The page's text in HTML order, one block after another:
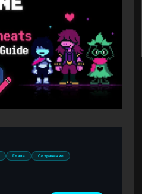
Глава Сохранение